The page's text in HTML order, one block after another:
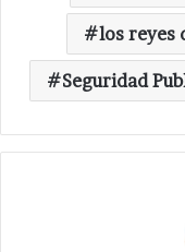
los reyes
Seguridad